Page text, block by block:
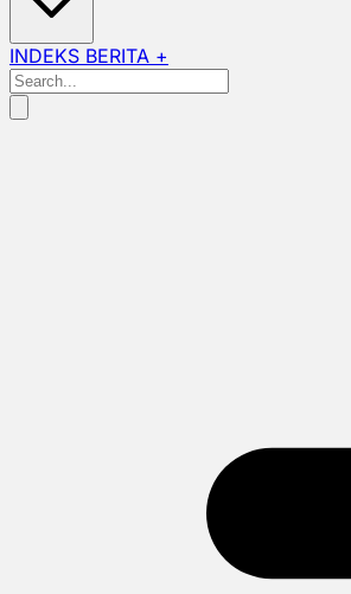
INDEKS BERITA +